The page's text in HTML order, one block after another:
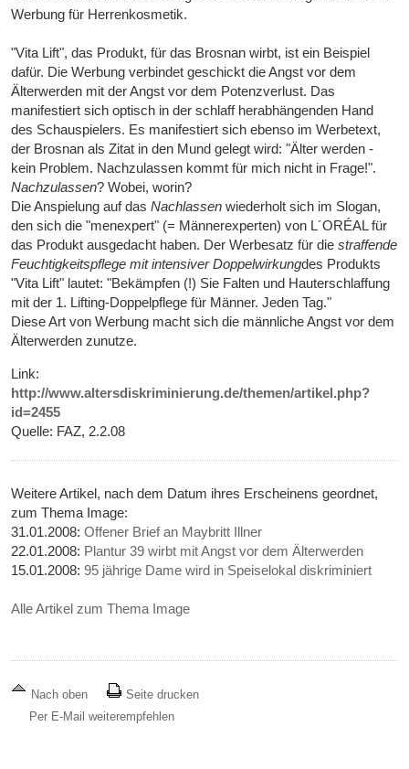
Werbung für Herrenkosmetik.
"Vita Lift", das Produkt, für das Brosnan wirbt, ist ein Beispiel
dafür. Die Werbung verbindet geschickt die Angst vor dem
Älterwerden mit der Angst vor dem Potenzverlust. Das
manifestiert sich optisch in der schlaff herabhängenden Hand
des Schauspielers. Es manifestiert sich ebenso im Werbetext,
der Brosnan als Zitat in den Mund gelegt wird: "Älter werden -
kein Problem. Nachzulassen kommt für mich nicht in Frage!".
Nachzulassen? Wobei, worin?
Die Anspielung auf dasNachlassenwiederholt sich im Slogan,
den sich die "menexpert" (= Männerexperten) von L´ORÉAL für
das Produkt ausgedacht haben. Der Werbesatz für diestraffende
Feuchtigkeitspflege mit intensiver Doppelwirkungdes Produkts
"Vita Lift" lautet: "Bekämpfen (!) Sie Falten und Hauterschlaffung
mit der 1. Lifting-Doppelpflege für Männer. Jeden Tag."
Diese Art von Werbung macht sich die männliche Angst vor dem
Älterwerden zunutze.
Link:
http://www.altersdiskriminierung.de/themen/artikel.php?
id=2455
Quelle: FAZ, 2.2.08
Weitere Artikel, nach dem Datum ihres Erscheinens geordnet,
zum Thema Image:
31.01.2008:Offener Brief an Maybritt Illner
22.01.2008: Plantur 39 wirbt mit Angst vor dem Älterwerden
15.01.2008:95 jährige Dame wird in Speiselokal diskriminiert
Alle Artikel zum Thema Image
Nach oben
Seite drucken
Per E-Mail weiterempfehlen